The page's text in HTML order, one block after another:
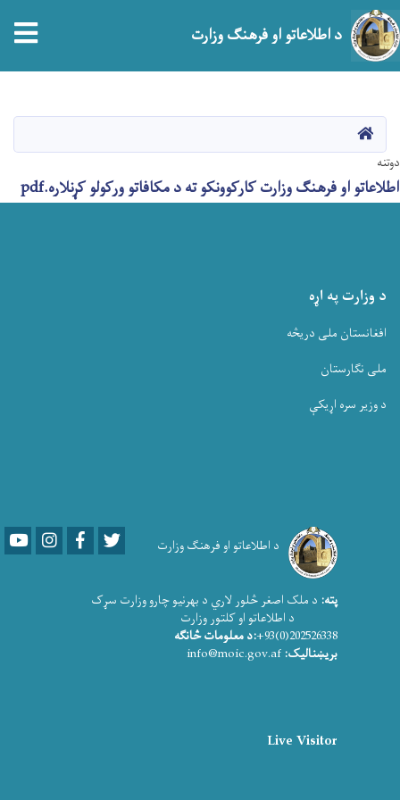
د اطلاعاتو او فرهنګ وزارت
HOME
دوتنه
اطلاعاتو او فرهنګ وزارت کارکوونکو ته د مکافاتو ورکولو کړنلاره.pdf
د وزارت په اړه
افغانستان ملی دریڅه
ملی نگارستان
د وزیر سره اړیکې
د اطلاعاتو او فرهنګ وزارت YoutubeLinkedInFacebook
پته: د ملک اصغر څلور لاري د بهرنیو چارو وزارت سړک
د اطلاعاتو او کلتور وزارت
202526338(0)93+
:د معلومات څانګه
بریښنالیک: info@moic.gov.af
Live Visitor